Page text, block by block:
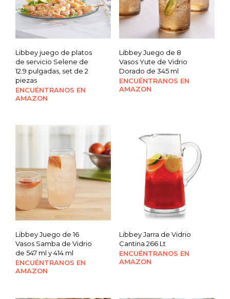
Libbey juego de platos
de servicio Selene de
12.9 pulgadas, set de 2
piezas
ENCUÉNTRANOS EN
AMAZON
Libbey Juego de 8
Vasos Yute de Vidrio
Dorado de 345 ml
ENCUÉNTRANOS EN
AMAZON
Libbey Juego de 16
Vasos Samba de Vidrio
de 547 ml y 414 ml
ENCUÉNTRANOS EN
AMAZON
Libbey Jarra de Vidrio
Cantina 266 Lt
ENCUÉNTRANOS EN
AMAZON